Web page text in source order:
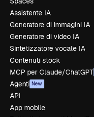
Assistente IA
Generatore di immagini IA
Generatore di video IA
Sintetizzatore vocale IA
Contenuti stock
MCP per Claude/ChatGPT
Agenti New
API
App mobile